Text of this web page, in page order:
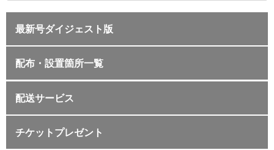
最新号ダイジェスト版
配布・設置箇所一覧
配送サービス
チケットプレゼント